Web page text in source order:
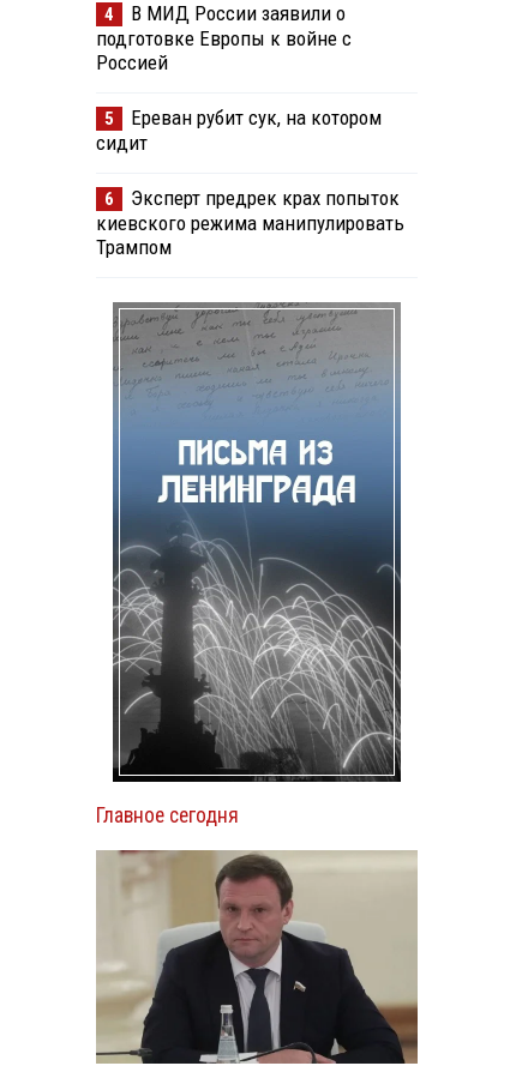
4
В МИД России заявили о
подготовке Европы к войне с
Россией
5
Ереван рубит сук, на котором
сидит
6
Эксперт предрек крах попыток
киевского режима манипулировать
Трампом
Главное сегодня